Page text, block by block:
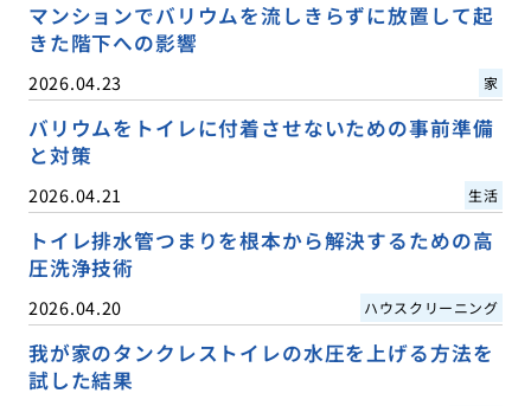
マンションでバリウムを流しきらずに放置して起
きた階下への影響
2026.04.23 家
バリウムをトイレに付着させないための事前準備
と対策
2026.04.21 生活
トイレ排水管つまりを根本から解決するための高
圧洗浄技術
2026.04.20 ハウスクリーニング
我が家のタンクレストイレの水圧を上げる方法を
試した結果